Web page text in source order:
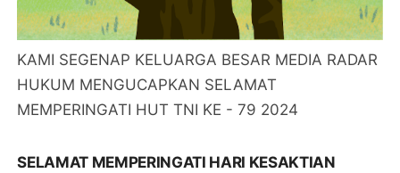
KAMI SEGENAP KELUARGA BESAR MEDIA RADAR
HUKUM MENGUCAPKAN SELAMAT
MEMPERINGATI HUT TNI KE - 79 2024
SELAMAT MEMPERINGATI HARI KESAKTIAN